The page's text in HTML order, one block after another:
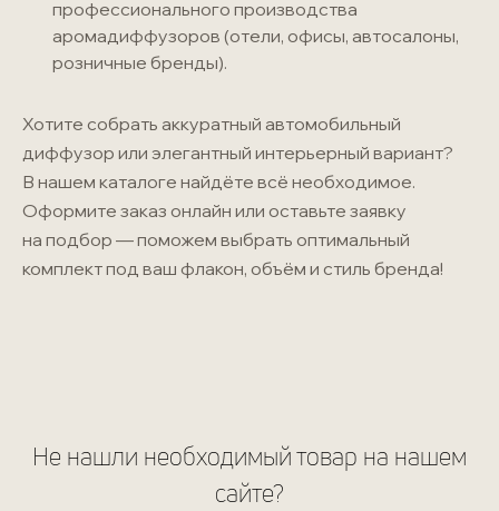
профессионального производства
аромадиффузоров (отели, офисы, автосалоны,
розничные бренды).
Хотите собрать аккуратный автомобильный
диффузор или элегантный интерьерный вариант?
В нашем каталоге найдёте всё необходимое.
Оформите заказ онлайн или оставьте заявку
на подбор — поможем выбрать оптимальный
комплект под ваш флакон, объём и стиль бренда!
Не нашли необходимый товар на нашем
сайте?